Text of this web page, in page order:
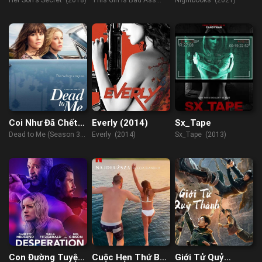
Coi Như Đã Chết
(Phần 3)
Dead to Me (Season 3)
Everly (2014)
Everly (2014)
Sx_Tape
Sx_Tape (2013)
Con Đường Tuyệt
Cuộc Hẹn Thứ Ba
Giới Tử Quỷ